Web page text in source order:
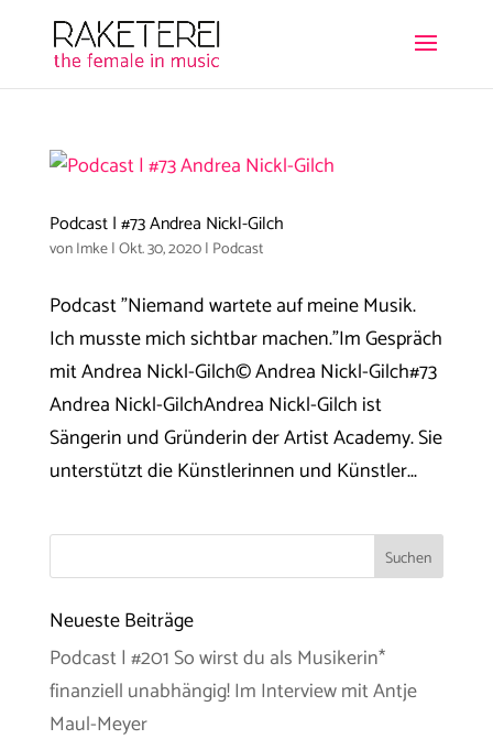
Podcast | #73 Andrea Nickl-Gilch
vonImke|Okt. 30, 2020| Podcast
Podcast "Niemand wartete auf meine Musik.
Ich musste mich sichtbar machen."Im Gespräch
mit Andrea Nickl-Gilch© Andrea Nickl-Gilch#73
Andrea Nickl-GilchAndrea Nickl-Gilch ist
Sängerin und Gründerin der Artist Academy. Sie
unterstützt die Künstlerinnen und Künstler...
Neueste Beiträge
Podcast | #201 So wirst du als Musikerin*
finanziell unabhängig! Im Interview mit Antje
Maul-Meyer